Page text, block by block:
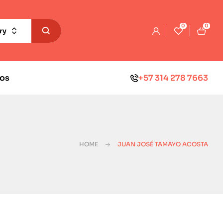
0 0
+57 314 278 7663
HOME JUAN JOSÉ TAMAYO ACOSTA